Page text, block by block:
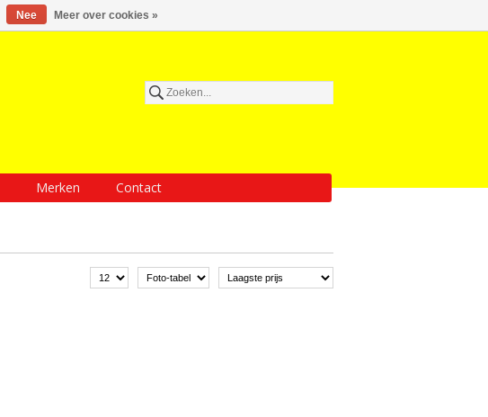
Merken Contact
Nee Meer over cookies »